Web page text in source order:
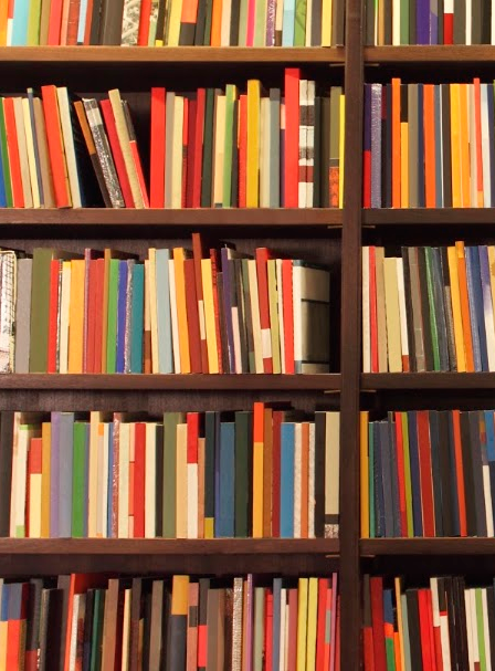
Q26：企业参与活动后需要注意哪些方面？
企业需加强员工培训，
严格遵守
动各项规则，禁止消费券用于购
定金等，严厉打击虚假交易套现
此外，对于申请退出活动的企业
平台确认关闭支付通道并删除门
以停止餐饮消费券的核销。同时
避免出现"误操作"，并第一时间
活动告示。对已提前预定来店就
并做好解释说明工作。